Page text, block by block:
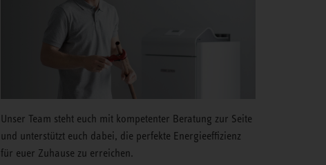
Unser Team steht euch mit kompetenter Beratung zur Seite
und unterstützt euch dabei, die perfekte Energieeffizienz
für euer Zuhause zu erreichen.